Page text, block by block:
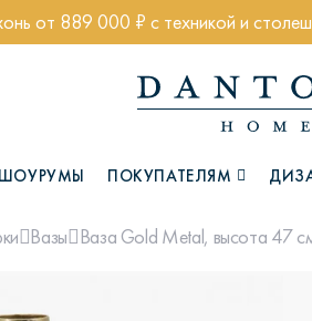
от 889 000 ₽ с техникой и
ШОУРУМЫ ПОКУПАТЕЛЯМ
Вазы Ваза Gold Metal, высота 47